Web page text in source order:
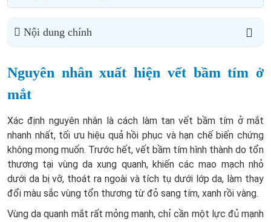
Nội dung chính
Nguyên nhân xuất hiện vết bầm tím ở
mắt
Xác định nguyên nhân là cách làm tan vết bầm tím ở mắt
nhanh nhất, tối ưu hiệu quả hồi phục và hạn chế biến chứng
không mong muốn. Trước hết, vết bầm tím hình thành do tổn
thương tại vùng da xung quanh, khiến các mao mạch nhỏ
dưới da bị vỡ, thoát ra ngoài và tích tụ dưới lớp da, làm thay
đổi màu sắc vùng tổn thương từ đỏ sang tím, xanh rồi vàng.
Vùng da quanh mắt rất mỏng manh, chỉ cần một lực đủ mạnh